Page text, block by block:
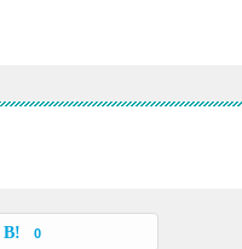
0